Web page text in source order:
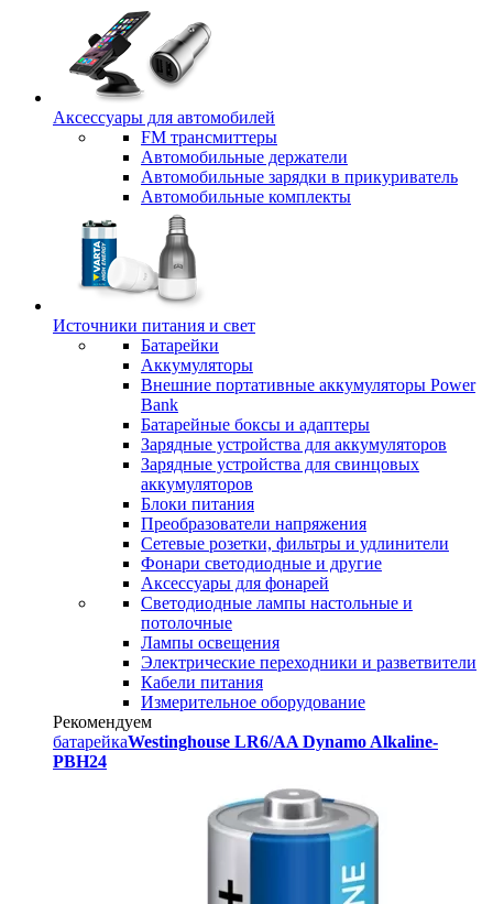
Аксессуары для автомобилей
FM трансмиттеры
Автомобильные держатели
Автомобильные зарядки в прикуриватель
Автомобильные комплекты
Источники питания и свет
Батарейки
Аккумуляторы
Внешние портативные аккумуляторы Power
Bank
Батарейные боксы и адаптеры
Зарядные устройства для аккумуляторов
Зарядные устройства для свинцовых
аккумуляторов
Блоки питания
Преобразователи напряжения
Сетевые розетки, фильтры и удлинители
Фонари светодиодные и другие
Аксессуары для фонарей
Светодиодные лампы настольные и
потолочные
Лампы освещения
Электрические переходники и разветвители
Кабели питания
Измерительное оборудование
Рекомендуем
батарейкаWestinghouse LR6/AA Dynamo Alkaline-
PBH24